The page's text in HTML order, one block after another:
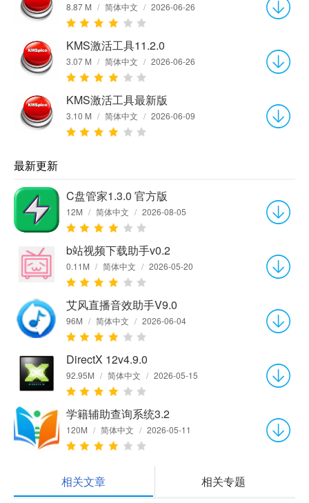
8.87 M / 简体中文 / 2026-06-26
KMS激活工具11.2.0
3.07 M / 简体中文 / 2026-06-26
KMS激活工具最新版
3.10 M / 简体中文 / 2026-06-09
最新更新
C盘管家1.3.0 官方版
12M / 简体中文 / 2026-08-05
b站视频下载助手v0.2
0.11M / 简体中文 / 2026-05-20
艾风直播音效助手V9.0
96M / 简体中文 / 2026-06-04
DirectX 12v4.9.0
92.95M / 简体中文 / 2026-05-15
学籍辅助查询系统3.2
120M / 简体中文 / 2026-05-11
相关文章 相关专题